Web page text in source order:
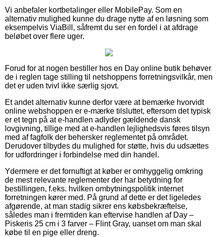
Vi anbefaler kortbetalinger eller MobilePay. Som en
alternativ mulighed kunne du drage nytte af en løsning som
eksempelvis ViaBill, såfremt du ser en fordel i at afdrage
beløbet over flere uger.
Forud for at nogen bestiller hos en Day online butik behøver
de i reglen tage stilling til netshoppens forretningsvilkår, men
det er uden tvivl ikke særlig sjovt.
Et andet alternativ kunne derfor være at bemærke hvorvidt
online webshoppen er e-mærke tilsluttet, eftersom det typisk
er et tegn på at e-handlen adlyder gældende dansk
lovgivning, tillige med at e-handlen lejlighedsvis føres tilsyn
med af fagfolk der behersker reglementet på området.
Derudover tilbydes du mulighed for støtte, hvis du udsættes
for udfordringer i forbindelse med din handel.
Ydermere er det fornuftigt at køber er omhyggelig omkring
de mest relevante reglementer der har betydning for
bestillingen, f.eks. hvilken ombytningspolitik internet
forretningen kører med. På grund af dette er det ligeledes
afgørende, at man stadig sikrer ens købsbekræftelse,
således man i fremtiden kan eftervise handlen af Day –
Piskeris 25 cm i 3 farver – Flint Gray, uanset om man skal
købe til en pige eller dreng.